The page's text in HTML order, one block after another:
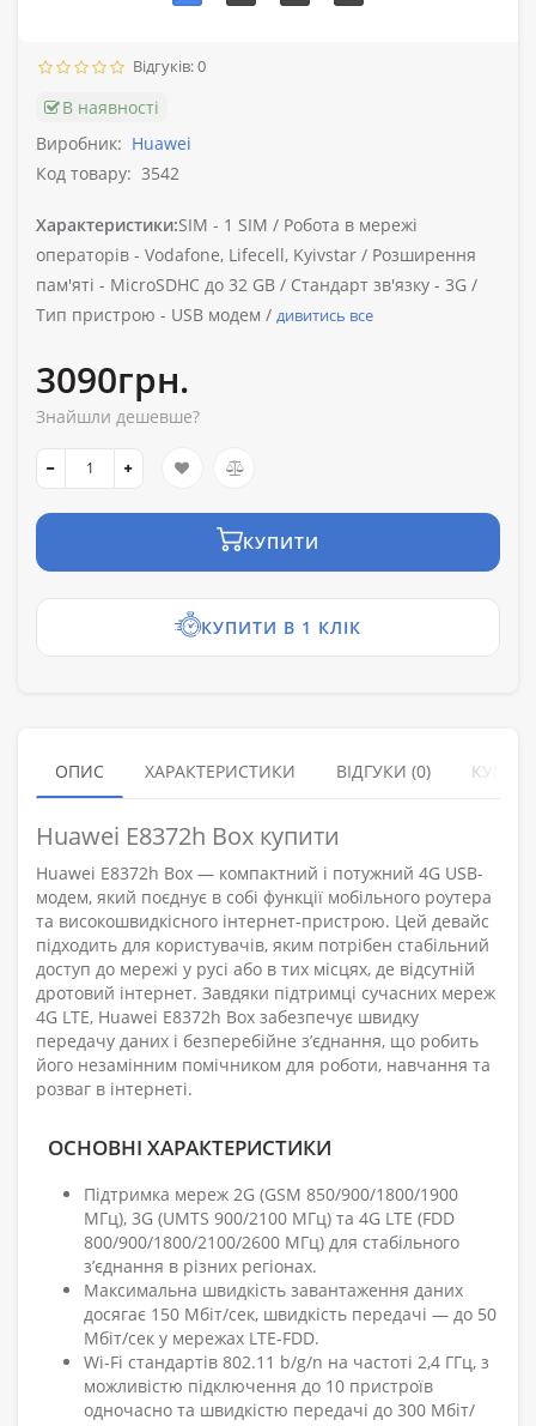
Відгуків: 0
В наявності
Виробник: Huawei
Код товару: 3542
Характеристики:SIM - 1 SIM / Робота в мережі
операторів - Vodafone, Lifecell, Kyivstar / Розширення
пам'яті - MicroSDHC до 32 GB / Стандарт зв'язку - 3G /
Тип пристрою - USB модем / дивитись все
3090грн.
Знайшли дешевше?
КУПИТИ
КУПИТИ В 1 КЛІК
ОПИС ХАРАКТЕРИСТИКИ ВІДГУКИ (0)
Huawei E8372h Box купити
Huawei E8372h Box — компактний і потужний 4G USB-
модем, який поєднує в собі функції мобільного роутера
та високошвидкісного інтернет-пристрою. Цей девайс
підходить для користувачів, яким потрібен стабільний
доступ до мережі у русі або в тих місцях, де відсутній
дротовий інтернет. Завдяки підтримці сучасних мереж
4G LTE, Huawei E8372h Box забезпечує швидку
передачу даних і безперебійне з’єднання, що робить
його незамінним помічником для роботи, навчання та
розваг в інтернеті.
ОСНОВНІ ХАРАКТЕРИСТИКИ
Підтримка мереж 2G (GSM 850/900/1800/1900
МГц), 3G (UMTS 900/2100 МГц) та 4G LTE (FDD
800/900/1800/2100/2600 МГц) для стабільного
з’єднання в різних регіонах.
Максимальна швидкість завантаження даних
досягає 150 Мбіт/сек, швидкість передачі — до 50
Мбіт/сек у мережах LTE-FDD.
Wi-Fi стандартів 802.11 b/g/n на частоті 2,4 ГГц, з
можливістю підключення до 10 пристроїв
одночасно та швидкістю передачі до 300 Мбіт/